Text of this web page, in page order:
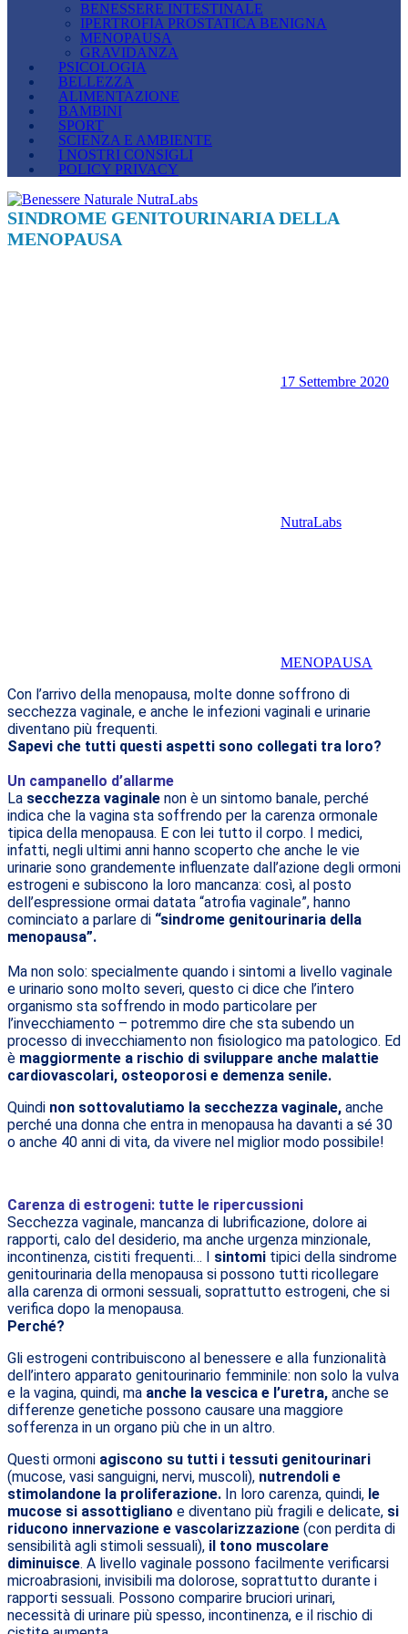
BENESSERE INTESTINALE
IPERTROFIA PROSTATICA BENIGNA
MENOPAUSA
GRAVIDANZA
PSICOLOGIA
BELLEZZA
ALIMENTAZIONE
BAMBINI
SPORT
SCIENZA E AMBIENTE
I NOSTRI CONSIGLI
POLICY PRIVACY
SINDROME GENITOURINARIA DELLA
MENOPAUSA
17 Settembre 2020
NutraLabs
MENOPAUSA
Con l’arrivo della menopausa, molte donne soffrono di
secchezza vaginale, e anche le infezioni vaginali e urinarie
diventano più frequenti.
Sapevi che tutti questi aspetti sono collegati tra loro?
Un campanello d’allarme
La secchezza vaginale non è un sintomo banale, perché
indica che la vagina sta soffrendo per la carenza ormonale
tipica della menopausa. E con lei tutto il corpo. I medici,
infatti, negli ultimi anni hanno scoperto che anche le vie
urinarie sono grandemente influenzate dall’azione degli ormoni
estrogeni e subiscono la loro mancanza: così, al posto
dell’espressione ormai datata “atrofia vaginale”, hanno
cominciato a parlare di “sindrome genitourinaria della
menopausa”.
Ma non solo: specialmente quando i sintomi a livello vaginale
e urinario sono molto severi, questo ci dice che l’intero
organismo sta soffrendo in modo particolare per
l’invecchiamento – potremmo dire che sta subendo un
processo di invecchiamento non fisiologico ma patologico. Ed
è maggiormente a rischio di sviluppare anche malattie
cardiovascolari, osteoporosi e demenza senile.
Quindi non sottovalutiamo la secchezza vaginale, anche
perché una donna che entra in menopausa ha davanti a sé 30
o anche 40 anni di vita, da vivere nel miglior modo possibile!
Carenza di estrogeni: tutte le ripercussioni
Secchezza vaginale, mancanza di lubrificazione, dolore ai
rapporti, calo del desiderio, ma anche urgenza minzionale,
incontinenza, cistiti frequenti… I sintomi tipici della sindrome
genitourinaria della menopausa si possono tutti ricollegare
alla carenza di ormoni sessuali, soprattutto estrogeni, che si
verifica dopo la menopausa.
Perché?
Gli estrogeni contribuiscono al benessere e alla funzionalità
dell’intero apparato genitourinario femminile: non solo la vulva
e la vagina, quindi, ma anche la vescica e l’uretra, anche se
differenze genetiche possono causare una maggiore
sofferenza in un organo più che in un altro.
Questi ormoni agiscono su tutti i tessuti genitourinari
(mucose, vasi sanguigni, nervi, muscoli), nutrendoli e
stimolandone la proliferazione. In loro carenza, quindi, le
mucose si assottigliano e diventano più fragili e delicate, si
riducono innervazione e vascolarizzazione (con perdita di
sensibilità agli stimoli sessuali), il tono muscolare
diminuisce. A livello vaginale possono facilmente verificarsi
microabrasioni, invisibili ma dolorose, soprattutto durante i
rapporti sessuali. Possono comparire bruciori urinari,
necessità di urinare più spesso, incontinenza, e il rischio di